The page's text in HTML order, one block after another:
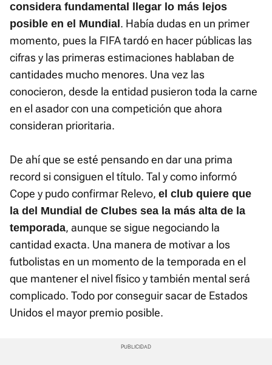
considera fundamental llegar lo más lejos
posible en el Mundial . Había dudas en un primer
momento, pues la FIFA tardó en hacer públicas las
cifras y las primeras estimaciones hablaban de
cantidades mucho menores. Una vez las
conocieron, desde la entidad pusieron toda la carne
en el asador con una competición que ahora
consideran prioritaria.
De ahí que se esté pensando en dar una prima
record si consiguen el título. Tal y como informó
Cope y pudo confirmar Relevo, el club quiere que
la del Mundial de Clubes sea la más alta de la
temporada, aunque se sigue negociando la
cantidad exacta. Una manera de motivar a los
futbolistas en un momento de la temporada en el
que mantener el nivel físico y también mental será
complicado. Todo por conseguir sacar de Estados
Unidos el mayor premio posible.